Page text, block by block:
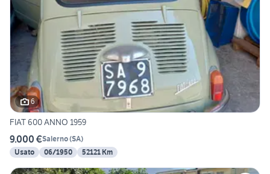
6
FIAT 600 ANNO 1959
9.000 €Salerno(SA)
Usato
06/1950 52121 Km